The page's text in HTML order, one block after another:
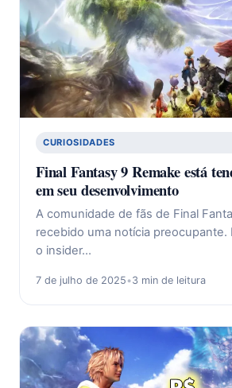
CURIOSIDADES
Final Fantasy 9 Remake está
em seu desenvolvimento
A comunidade de fãs de Final
recebido uma notícia preocupante.
o insider…
7 de julho de 2025•3 min de leitura